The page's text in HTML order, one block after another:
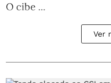
O cibe ...
Ver